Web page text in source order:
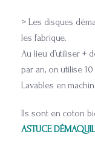
> Les disques
les fabrique.
Au lieu d’utiliser +
par an, on utilise 10
Lavables en
Ils sont en coton
ASTUCE